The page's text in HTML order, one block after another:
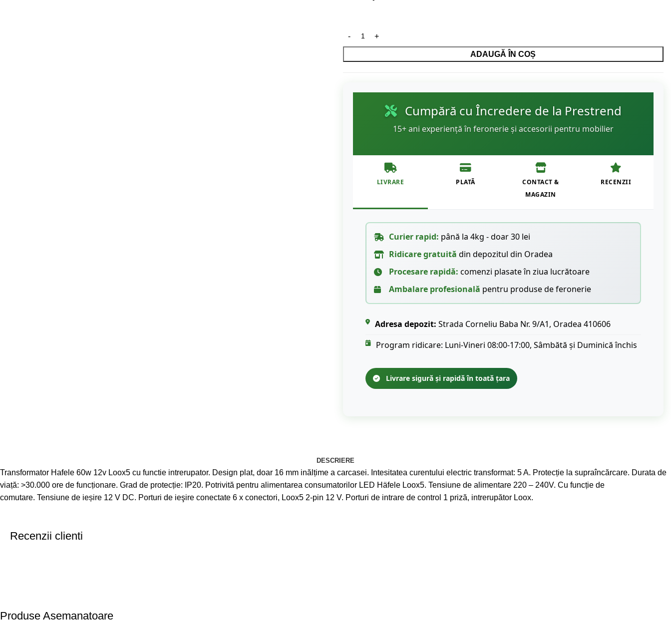
ADAUGĂ ÎN COȘ
Cumpără cu Încredere de la Prestrend
15+ ani experiență în feronerie și accesorii pentru mobilier
LIVRARE PLATĂ
CONTACT &
MAGAZIN
RECENZII
Curier rapid: până la 4kg - doar 30 lei
Ridicare gratuită din depozitul din Oradea
Procesare rapidă: comenzi plasate în ziua lucrătoare
Ambalare profesională pentru produse de feronerie
Adresa depozit: Strada Corneliu Baba Nr. 9/A1, Oradea 410606
Program ridicare: Luni-Vineri 08:00-17:00, Sâmbătă și Duminică închis
Livrare sigură și rapidă în toată țara
DESCRIERE
Transformator Hafele 60w 12v Loox5 cu functie intrerupator. Design plat, doar 16 mm inălțime a carcasei. Intesitatea curentului electric transformat: 5 A. Protecție la supraîncărcare. Durata de
viață: >30.000 ore de funcționare. Grad de protecție: IP20. Potrivită pentru alimentarea consumatorilor LED Häfele Loox5. Tensiune de alimentare 220 – 240V. Cu funcție de
comutare. Tensiune de ieșire 12 V DC. Porturi de ieşire conectate 6 x conectori, Loox5 2-pin 12 V. Porturi de intrare de control 1 priză, intrerupător Loox.
Recenzii clienti
Produse Asemanatoare